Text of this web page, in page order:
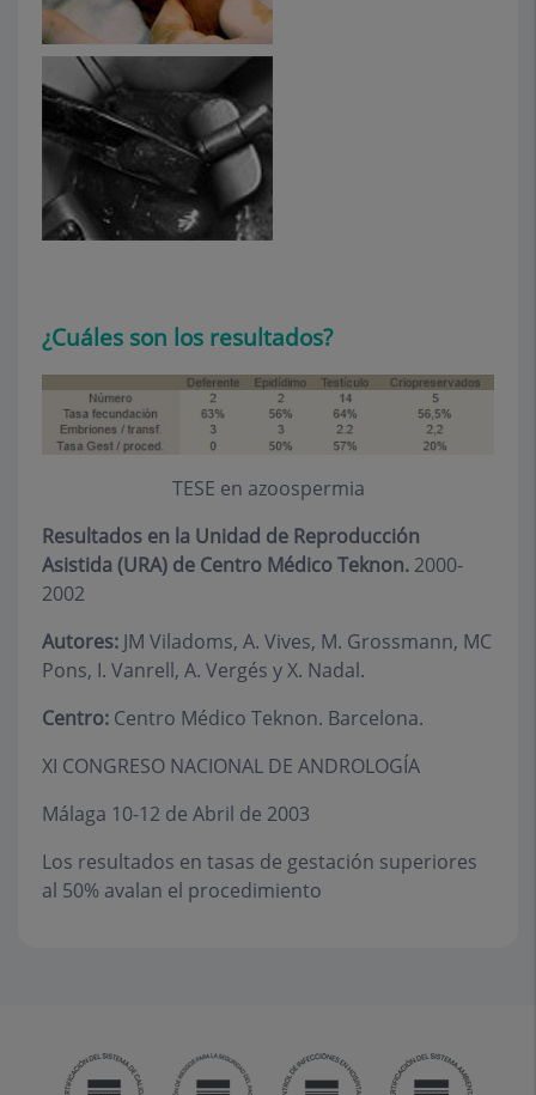
¿Cuáles son los resultados?
TESE en azoospermia
Resultados en la Unidad de Reproducción
Asistida (URA) de Centro Médico Teknon. 2000-
2002
Autores: JM Viladoms, A. Vives, M. Grossmann, MC
Pons, I. Vanrell, A. Vergés y X. Nadal.
Centro: Centro Médico Teknon. Barcelona.
XI CONGRESO NACIONAL DE ANDROLOGÍA
Málaga 10-12 de Abril de 2003
Los resultados en tasas de gestación superiores
al 50% avalan el procedimiento